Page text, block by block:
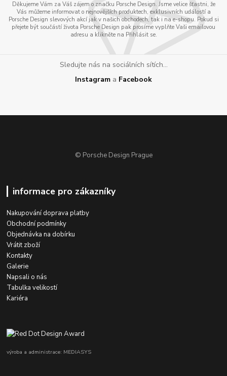
Děkujeme Vám za Váš zájem o značku Porsche Design. Jsme velice šťastni, že
Vás můžeme informovat o nejnovějších produktech, exklusivních událostí a
Porsche Design slevových akcí jak v našich obchodech, tak i na e-shopu. Pokud si
přejete být součástí života Porsche Design pak prosíme vyplňte Vaši emailovou
adresu a klikněte na Přihlásit se.
Sledujte nás na sociálních sítích...
Instagram a Facebook
© Porsche Design Prague
informace pro zákazníky
Nakupování doprava platby
Obchodní podmínky
Objednávka na dobírku
Vrátit zboží
Kontakty
Galerie
Napsali o nás
Tabulka velikostí
Kariéra
výroba a administrace: MEDIASYS